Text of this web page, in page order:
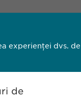
experienței dvs.
de